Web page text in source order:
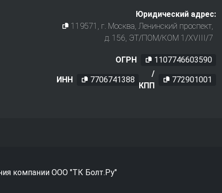
Юридический адрес:
119571 , г. Москва, Ленинский проспект,
д. 156, ЭТ/ПОМ/КОМ 1/XVIII/7
ОГРН 1107746603590
ИНН 7706741388
/
КПП
772901001
компании ООО "ТК Болт.Ру"